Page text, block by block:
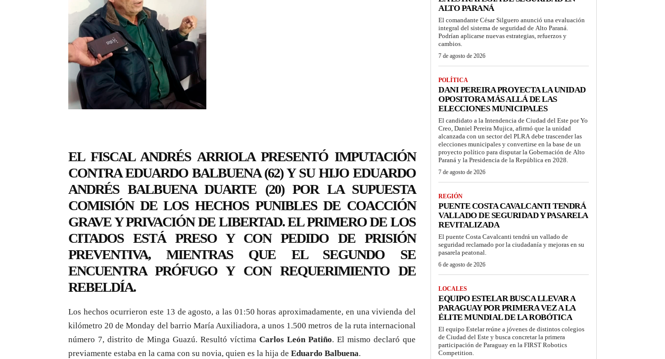
EL FISCAL ANDRÉS ARRIOLA PRESENTÓ IMPUTACIÓN
CONTRA EDUARDO BALBUENA (62) Y SU HIJO EDUARDO
ANDRÉS BALBUENA DUARTE (20) POR LA SUPUESTA
COMISIÓN DE LOS HECHOS PUNIBLES DE COACCIÓN
GRAVE Y PRIVACIÓN DE LIBERTAD. EL PRIMERO DE LOS
CITADOS ESTÁ PRESO Y CON PEDIDO DE PRISIÓN
PREVENTIVA, MIENTRAS QUE EL SEGUNDO SE
ENCUENTRA PRÓFUGO Y CON REQUERIMIENTO DE
REBELDÍA.
Los hechos ocurrieron este 13 de agosto, a las 01:50 horas aproximadamente, en una vivienda del
kilómetro 20 de Monday del barrio María Auxiliadora, a unos 1.500 metros de la ruta internacional
número 7, distrito de Minga Guazú. Resultó víctima Carlos León Patiño. El mismo declaró que
previamente estaba en la cama con su novia, quien es la hija de Eduardo Balbuena.
ALTO PARANÁ
El comandante César Silguero anunció una evaluación
integral del sistema de seguridad de Alto Paraná.
Podrían aplicarse nuevas estrategias, refuerzos y
cambios.
7 de agosto de 2026
POLÍTICA
DANI PEREIRA PROYECTA LA UNIDAD
OPOSITORA MÁS ALLÁ DE LAS
ELECCIONES MUNICIPALES
El candidato a la Intendencia de Ciudad del Este por Yo
Creo, Daniel Pereira Mujica, afirmó que la unidad
alcanzada con un sector del PLRA debe trascender las
elecciones municipales y convertirse en la base de un
proyecto político para disputar la Gobernación de Alto
Paraná y la Presidencia de la República en 2028.
7 de agosto de 2026
REGIÓN
PUENTE COSTA CAVALCANTI TENDRÁ
VALLADO DE SEGURIDAD Y PASARELA
REVITALIZADA
El puente Costa Cavalcanti tendrá un vallado de
seguridad reclamado por la ciudadanía y mejoras en su
pasarela peatonal.
6 de agosto de 2026
LOCALES
EQUIPO ESTELAR BUSCA LLEVAR A
PARAGUAY POR PRIMERA VEZ A LA
ÉLITE MUNDIAL DE LA ROBÓTICA
El equipo Estelar reúne a jóvenes de distintos colegios
de Ciudad del Este y busca concretar la primera
participación de Paraguay en la FIRST Robotics
Competition.